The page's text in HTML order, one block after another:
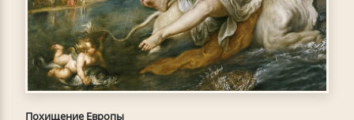
Похищение Европы